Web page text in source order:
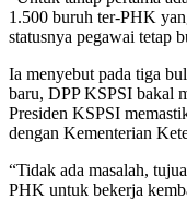
1.500 buruh ter-PHK
statusnya pegawai tetap
Ia menyebut pada tiga
baru, DPP KSPSI bakal
Presiden KSPSI
dengan Kementerian
“Tidak ada masalah,
PHK untuk bekerja